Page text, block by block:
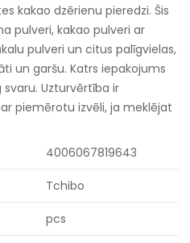
kakao dzērienu pieredzi. Šis
pulveri, kakao pulveri ar
pulveri un citus palīgvielas,
un garšu. Katrs iepakojums
svaru. Uzturvērtība ir
piemērotu izvēli, ja meklējat
4006067819643
Tchibo
pcs